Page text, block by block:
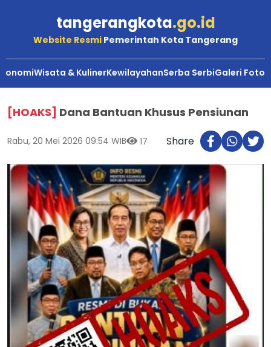
tangerangkota.go.id
Website Resmi Pemerintah Kota Tangerang
Wisata & KulinerKewilayahanSerba SerbiGaleri Foto
[HOAKS] Dana Bantuan Khusus Pensiunan
Rabu, 20 Mei 2026 09:54 WIB 17 Share